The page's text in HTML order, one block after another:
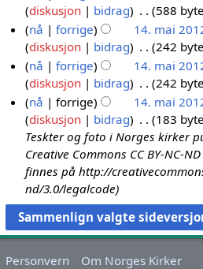
n
g
r
i
n
g
l
a
r
i
n
g
r
k
l
a
r
i
n
g
n
g
s
f
o
r
k
l
a
r
i
n
g
r
i
n
g
s
f
o
r
k
l
a
r
i
n
g
g
e
r
i
n
g
s
f
o
r
k
l
a
i
e
d
i
g
e
r
i
n
g
s
f
o
r
k
a
n
r
e
d
i
g
e
r
i
n
g
s
f
o
diskusjon
bidrag 588
I
n
g
e
n
r
e
d
i
g
r
i
nå forrige 14. mai
diskusjon
bidrag 242
I
n
g
e
n
r
e
d
i
g
e
nå forrige 14. mai
diskusjon
bidrag 242
I
n
g
e
n
r
e
d
i
g
nå forrige 14. mai
diskusjon
bidrag 183
Teskter og foto i Norges kirker
Creative Commons CC BY-NC-
finnes på http://
nd/3.0/legalcode
Personvern Om Norges Kirker